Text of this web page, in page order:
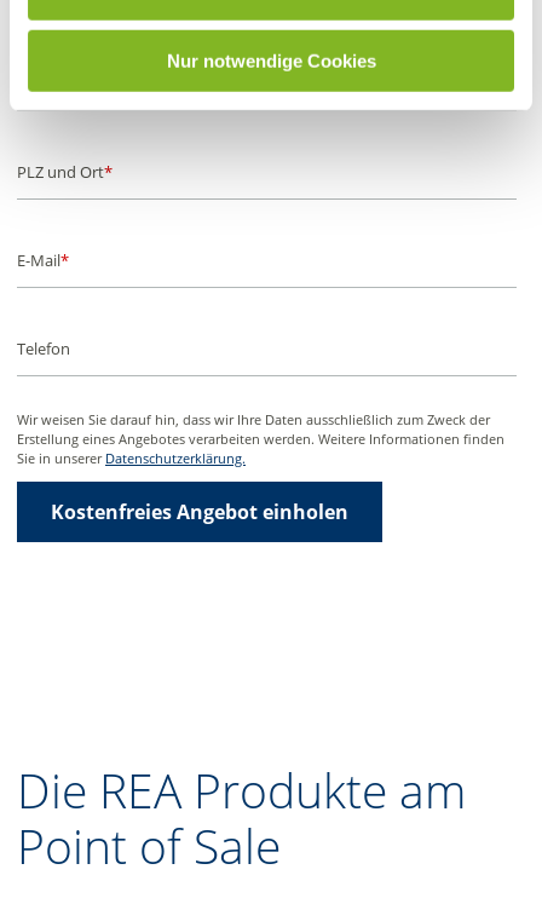
Nur notwendige Cookies
Straße und Hausnr.
PLZ und Ort
E-Mail
Telefon
Wir weisen Sie darauf hin, dass wir Ihre Daten ausschließlich zum Zweck der
Erstellung eines Angebotes verarbeiten werden. Weitere Informationen finden
Sie in unserer Datenschutzerklärung.
Kostenfreies Angebot einholen
Die REA Produkte am
Point of Sale